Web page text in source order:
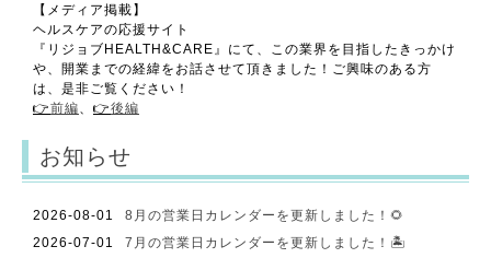
【メディア掲載】
ヘルスケアの応援サイト
『リジョブHEALTH&CARE』にて、この業界を目指したきっかけ
や、開業までの経緯をお話させて頂きました！ご興味のある方
は、是非ご覧ください！
👉前編 👉後編
お知らせ
2026-08-01
8月の営業日カレンダーを更新しました！🌻
2026-07-01
7月の営業日カレンダーを更新しました！🏝️